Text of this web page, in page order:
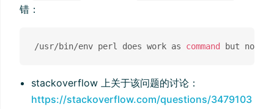
错：
/usr/bin/env perl does work as command but not
stackoverflow 上关于该问题的讨论：
https://stackoverflow.com/questions/3479103